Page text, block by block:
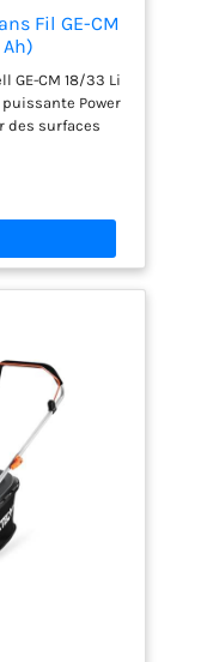
Fil GE-CM
GE-CM 18/33 Li
Power
des surfaces
sans fil
de la gamme
les batteries
l’ensemble
batterie
pour d’autres
de charger
Cette
un moteur
Einhell qui se
et de
les moteurs à
, l’outil est
le gazon, et
de la
d’un guidon
se manœuvre